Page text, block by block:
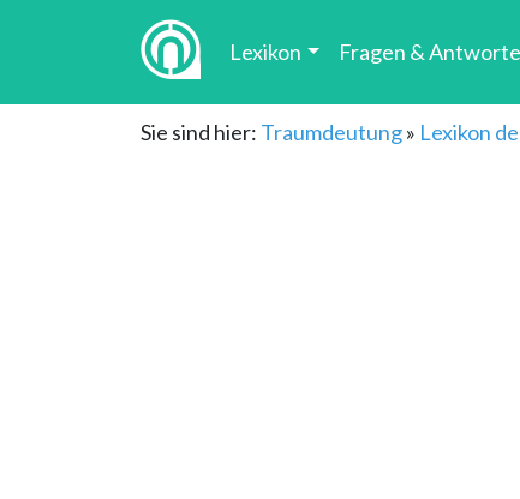
Lexikon Fragen &
Sie sind hier: Traumdeutung» Lexikon